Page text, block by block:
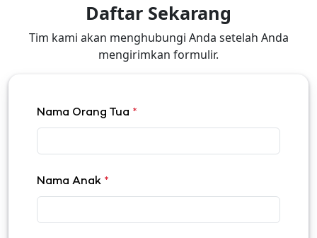
Daftar Sekarang
Tim kami akan menghubungi Anda setelah Anda
mengirimkan formulir.
Nama Orang Tua *
Nama Anak *